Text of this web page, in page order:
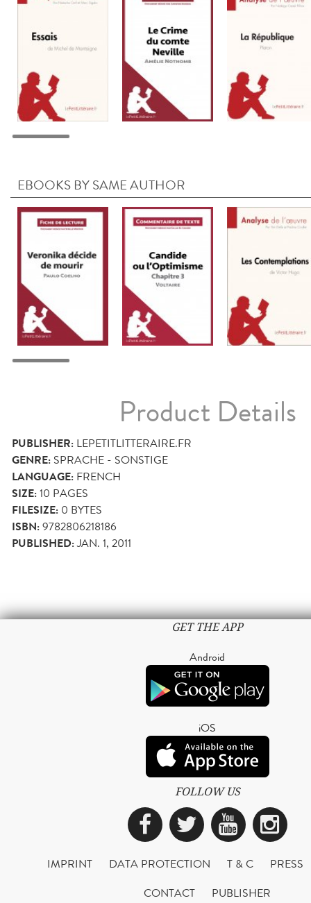
EBOOKS BY SAME AUTHOR
Product Details
PUBLISHER: LEPETITLITTERAIRE.FR
GENRE: SPRACHE - SONSTIGE
LANGUAGE: FRENCH
SIZE:10 PAGES
FILESIZE: 0 BYTES
ISBN:9782806218186
PUBLISHED:JAN. 1, 2011
GET THE APP
Android
iOS
FOLLOW US
Facebook
Twitter
IMPRINT DATA PROTECTION T & C
PRESS
CONTACT
PUBLISHER